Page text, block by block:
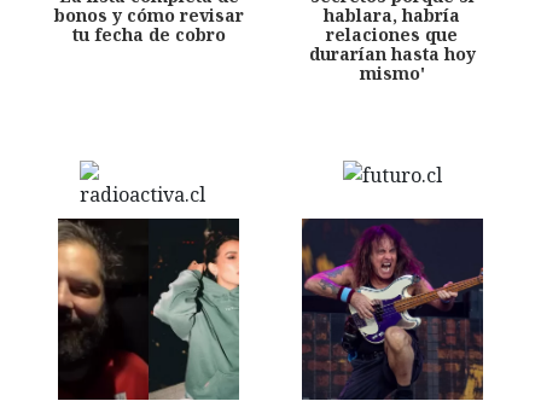
bonos y cómo revisar
tu fecha de cobro
hablara, habría
relaciones que
durarían hasta hoy
mismo'